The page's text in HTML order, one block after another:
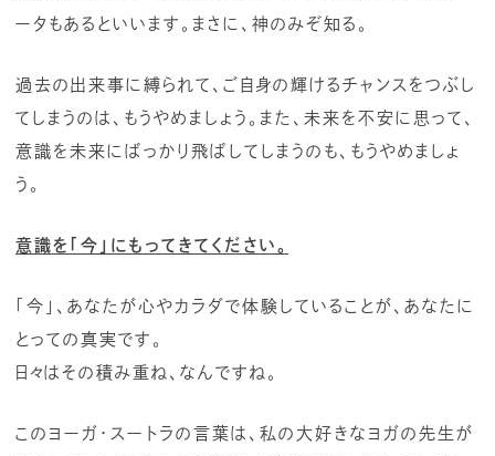
ータもあるといいます。まさに、神のみぞ知る。
過去の出来事に縛られて、ご自身の輝けるチャンスをつぶし
てしまうのは、もうやめましょう。また、未来を不安に思って、
意識を未来にばっかり飛ばしてしまうのも、もうやめましょ
う。
意識を「今」にもってきてください。
「今」、あなたが心やカラダで体験していることが、あなたに
とっての真実です。
日々はその積み重ね、なんですね。
このヨーガ・スートラの言葉は、私の大好きなヨガの先生が